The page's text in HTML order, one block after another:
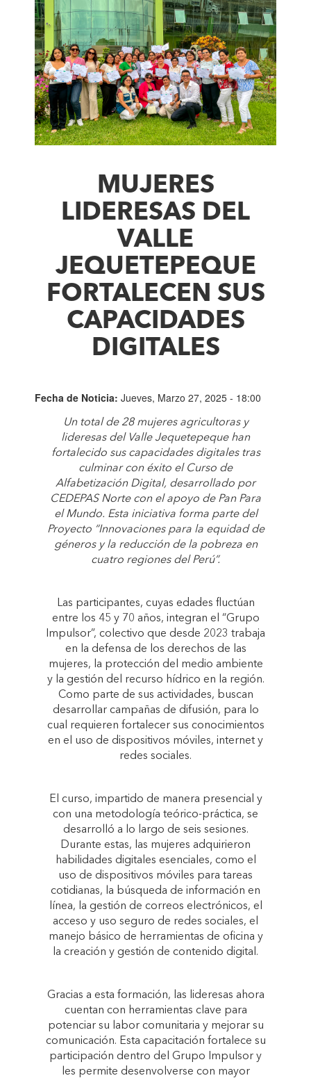
MUJERES
LIDERESAS DEL
VALLE
JEQUETEPEQUE
FORTALECEN SUS
CAPACIDADES
DIGITALES
Fecha de Noticia: Jueves, Marzo 27, 2025 - 18:00
Un total de 28 mujeres agricultoras y
lideresas del Valle Jequetepeque han
fortalecido sus capacidades digitales tras
culminar con éxito el Curso de
Alfabetización Digital, desarrollado por
CEDEPAS Norte con el apoyo de Pan Para
el Mundo. Esta iniciativa forma parte del
Proyecto “Innovaciones para la equidad de
géneros y la reducción de la pobreza en
cuatro regiones del Perú”.
Las participantes, cuyas edades fluctúan
entre los 45 y 70 años, integran el “Grupo
Impulsor”, colectivo que desde 2023 trabaja
en la defensa de los derechos de las
mujeres, la protección del medio ambiente
y la gestión del recurso hídrico en la región.
Como parte de sus actividades, buscan
desarrollar campañas de difusión, para lo
cual requieren fortalecer sus conocimientos
en el uso de dispositivos móviles, internet y
redes sociales.
El curso, impartido de manera presencial y
con una metodología teórico-práctica, se
desarrolló a lo largo de seis sesiones.
Durante estas, las mujeres adquirieron
habilidades digitales esenciales, como el
uso de dispositivos móviles para tareas
cotidianas, la búsqueda de información en
línea, la gestión de correos electrónicos, el
acceso y uso seguro de redes sociales, el
manejo básico de herramientas de oficina y
la creación y gestión de contenido digital.
Gracias a esta formación, las lideresas ahora
cuentan con herramientas clave para
potenciar su labor comunitaria y mejorar su
comunicación. Esta capacitación fortalece su
participación dentro del Grupo Impulsor y
les permite desenvolverse con mayor